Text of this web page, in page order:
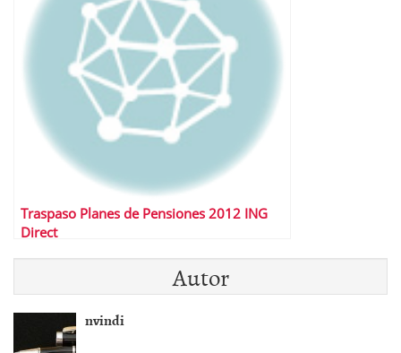
Traspaso Planes de Pensiones 2012 ING
Direct
Autor
nvindi